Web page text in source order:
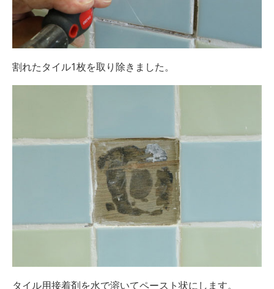
割れたタイル1枚を取り除きました。
タイル用接着剤を水で溶いてペースト状にします。